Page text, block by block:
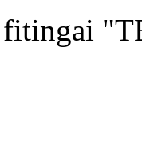
fitingai